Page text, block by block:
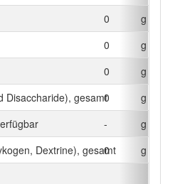
0
g
0
g
0
g
Disaccharide), gesamt0
g
-
g
Dextrine), gesamt
0
g